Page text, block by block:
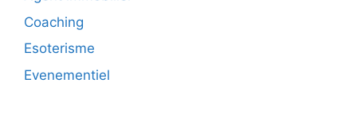
Coaching
Esoterisme
Evenementiel